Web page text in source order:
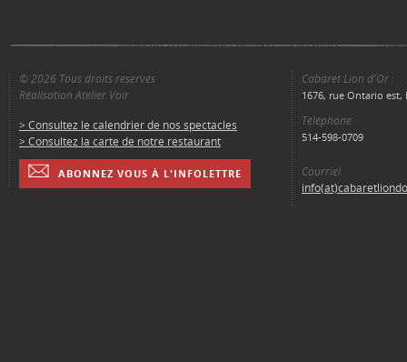
© 2026 Tous droits réservés
Réalisation Atelier Voir
> Consultez le calendrier de nos spectacles
> Consultez la carte de notre restaurant
ABONNEZ VOUS À L'INFOLETTRE
Cabaret Lion d'Or :
1676, rue Ontario est,
Téléphone
514-598-0709
Courriel